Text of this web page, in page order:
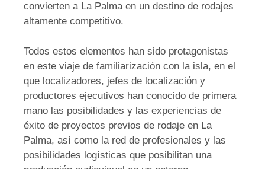
convierten a La Palma en un destino de rodajes
altamente competitivo.
Todos estos elementos han sido protagonistas
en este viaje de familiarización con la isla, en el
que localizadores, jefes de localización y
productores ejecutivos han conocido de primera
mano las posibilidades y las experiencias de
éxito de proyectos previos de rodaje en La
Palma, así como la red de profesionales y las
posibilidades logísticas que posibilitan una